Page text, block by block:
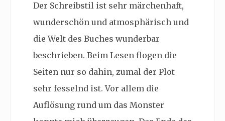
Der Schreibstil ist sehr märchenhaft,
wunderschön und atmosphärisch und
die Welt des Buches wunderbar
beschrieben. Beim Lesen flogen die
Seiten nur so dahin, zumal der Plot
sehr fesselnd ist. Vor allem die
Auflösung rund um das Monster